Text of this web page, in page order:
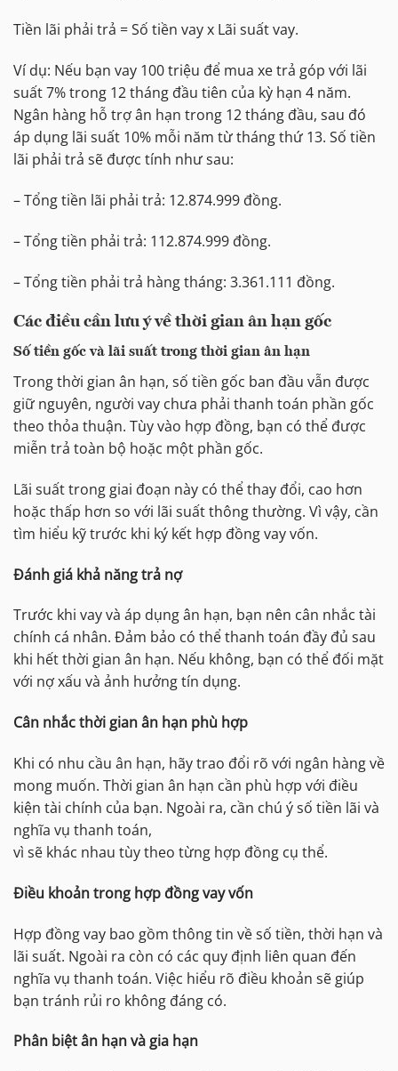
Tiền lãi phải trả = Số tiền vay x Lãi suất vay.
Ví dụ: Nếu bạn vay 100 triệu để mua xe trả góp với lãi
suất 7% trong 12 tháng đầu tiên của kỳ hạn 4 năm.
Ngân hàng hỗ trợ ân hạn trong 12 tháng đầu, sau đó
áp dụng lãi suất 10% mỗi năm từ tháng thứ 13. Số tiền
lãi phải trả sẽ được tính như sau:
– Tổng tiền lãi phải trả: 12.874.999 đồng.
– Tổng tiền phải trả: 112.874.999 đồng.
– Tổng tiền phải trả hàng tháng: 3.361.111 đồng.
Các điều cần lưu ý về thời gian ân hạn gốc
Số tiền gốc và lãi suất trong thời gian ân hạn
Trong thời gian ân hạn, số tiền gốc ban đầu vẫn được
giữ nguyên, người vay chưa phải thanh toán phần gốc
theo thỏa thuận. Tùy vào hợp đồng, bạn có thể được
miễn trả toàn bộ hoặc một phần gốc.
Lãi suất trong giai đoạn này có thể thay đổi, cao hơn
hoặc thấp hơn so với lãi suất thông thường. Vì vậy, cần
tìm hiểu kỹ trước khi ký kết hợp đồng vay vốn.
Đánh giá khả năng trả nợ
Trước khi vay và áp dụng ân hạn, bạn nên cân nhắc tài
chính cá nhân. Đảm bảo có thể thanh toán đầy đủ sau
khi hết thời gian ân hạn. Nếu không, bạn có thể đối mặt
với nợ xấu và ảnh hưởng tín dụng.
Cân nhắc thời gian ân hạn phù hợp
Khi có nhu cầu ân hạn, hãy trao đổi rõ với ngân hàng về
mong muốn. Thời gian ân hạn cần phù hợp với điều
kiện tài chính của bạn. Ngoài ra, cần chú ý số tiền lãi và
nghĩa vụ thanh toán,
vì sẽ khác nhau tùy theo từng hợp đồng cụ thể.
Điều khoản trong hợp đồng vay vốn
Hợp đồng vay bao gồm thông tin về số tiền, thời hạn và
lãi suất. Ngoài ra còn có các quy định liên quan đến
nghĩa vụ thanh toán. Việc hiểu rõ điều khoản sẽ giúp
bạn tránh rủi ro không đáng có.
Phân biệt ân hạn và gia hạn